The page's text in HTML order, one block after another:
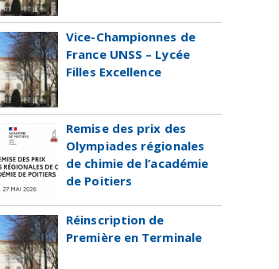
Vice-Championnes de
France UNSS – Lycée
Filles Excellence
Remise des prix des
Olympiades régionales
de chimie de l’académie
de Poitiers
Réinscription de
Première en Terminale